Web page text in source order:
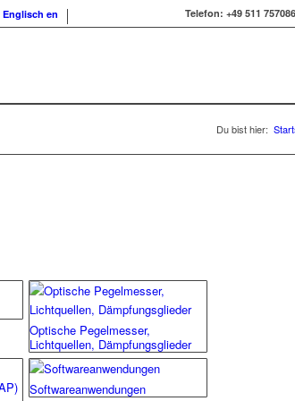
Englisch en Telefon: +49 511
Du bist hier:
Optische Pegelmesser,
Lichtquellen, Dämpfungsglieder
Softwareanwendungen